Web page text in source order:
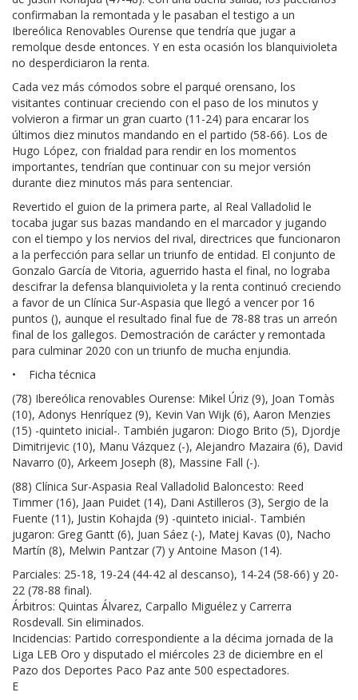
confirmaban la remontada y le pasaban el testigo a un
Ibereólica Renovables Ourense que tendría que jugar a
remolque desde entonces. Y en esta ocasión los blanquivioleta
no desperdiciaron la renta.
Cada vez más cómodos sobre el parqué orensano, los
visitantes continuar creciendo con el paso de los minutos y
volvieron a firmar un gran cuarto (11-24) para encarar los
últimos diez minutos mandando en el partido (58-66). Los de
Hugo López, con frialdad para rendir en los momentos
importantes, tendrían que continuar con su mejor versión
durante diez minutos más para sentenciar.
Revertido el guion de la primera parte, al Real Valladolid le
tocaba jugar sus bazas mandando en el marcador y jugando
con el tiempo y los nervios del rival, directrices que funcionaron
a la perfección para sellar un triunfo de entidad. El conjunto de
Gonzalo García de Vitoria, aguerrido hasta el final, no lograba
descifrar la defensa blanquivioleta y la renta continuó creciendo
a favor de un Clínica Sur-Aspasia que llegó a vencer por 16
puntos (), aunque el resultado final fue de 78-88 tras un arreón
final de los gallegos. Demostración de carácter y remontada
para culminar 2020 con un triunfo de mucha enjundia.
• Ficha técnica
(78) Ibereólica renovables Ourense: Mikel Úriz (9), Joan Tomàs
(10), Adonys Henríquez (9), Kevin Van Wijk (6), Aaron Menzies
(15) -quinteto inicial-. También jugaron: Diogo Brito (5), Djordje
Dimitrijevic (10), Manu Vázquez (-), Alejandro Mazaira (6), David
Navarro (0), Arkeem Joseph (8), Massine Fall (-).
(88) Clínica Sur-Aspasia Real Valladolid Baloncesto: Reed
Timmer (16), Jaan Puidet (14), Dani Astilleros (3), Sergio de la
Fuente (11), Justin Kohajda (9) -quinteto inicial-. También
jugaron: Greg Gantt (6), Juan Sáez (-), Matej Kavas (0), Nacho
Martín (8), Melwin Pantzar (7) y Antoine Mason (14).
Parciales: 25-18, 19-24 (44-42 al descanso), 14-24 (58-66) y 20-
22 (78-88 final).
Árbitros: Quintas Álvarez, Carpallo Miguélez y Carrerra
Rosdevall. Sin eliminados.
Incidencias: Partido correspondiente a la décima jornada de la
Liga LEB Oro y disputado el miércoles 23 de diciembre en el
Pazo dos Deportes Paco Paz ante 500 espectadores.
E